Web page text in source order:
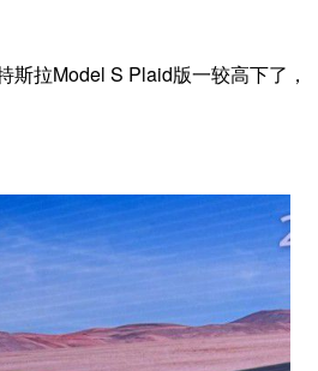
拉Model S Plaid版一较高下了，